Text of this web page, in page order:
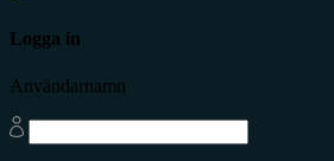
Logga in
Användarnamn